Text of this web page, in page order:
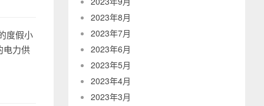
度假小
电力供
2023年8月
2023年7月
2023年6月
2023年5月
2023年4月
2023年3月